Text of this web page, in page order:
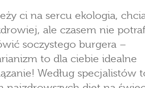
ci na sercu ekologia,
ale czasem nie
soczystego burgera –
to dla ciebie idealne
Według specjalistów